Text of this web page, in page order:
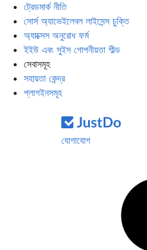
ট্রেডমার্ক নীতি
সোর্স অ্যাভেইলেবল লাইসেন্স চুক্তি
অ্যাক্সেস অনুরোধ ফর্ম
ইইউ এবং সুইস গোপনীয়তা শীল্ড
সেবাসমূহ
সহায়তা কেন্দ্র
প্লাগইনসমূহ
যোগাযোগ